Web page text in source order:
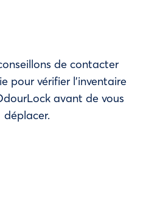
de contacter
pour vérifier l’inventaire
avant de vous
déplacer.